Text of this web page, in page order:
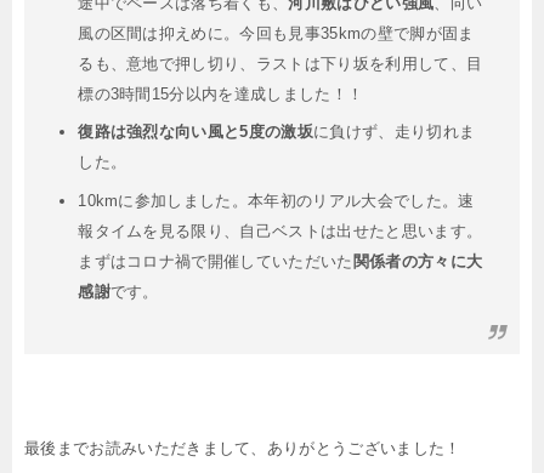
風の区間は抑えめに。今回も見事35kmの壁で脚が固ま
るも、意地で押し切り、ラストは下り坂を利用して、目
標の3時間15分以内を達成しました！！
復路は強烈な向い風と5度の激坂に負けず、走り切れま
した。
10kmに参加しました。本年初のリアル大会でした。速
報タイムを見る限り、自己ベストは出せたと思います。
まずはコロナ禍で開催していただいた 関係者の方々に大
感謝です。
最後までお読みいただきまして、ありがとうございました！